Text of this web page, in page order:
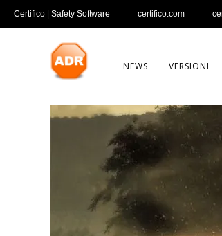
Certifico | Safety Software certifico.com
NEWS VERSIONI